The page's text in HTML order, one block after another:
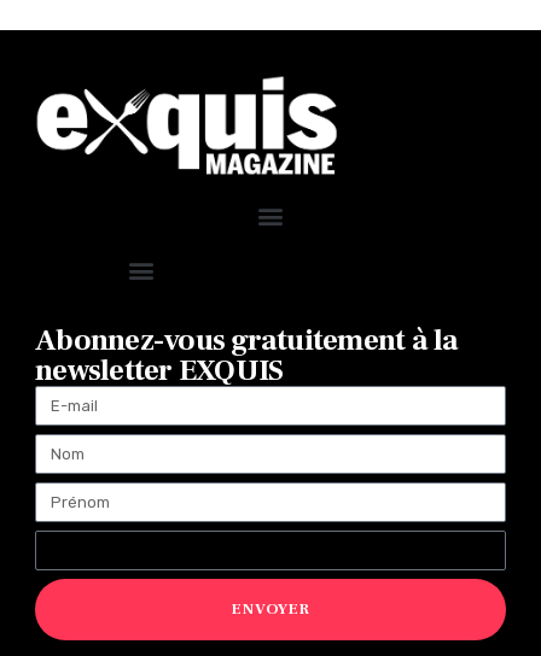
Abonnez-vous gratuitement à la
newsletter EXQUIS
ENVOYER